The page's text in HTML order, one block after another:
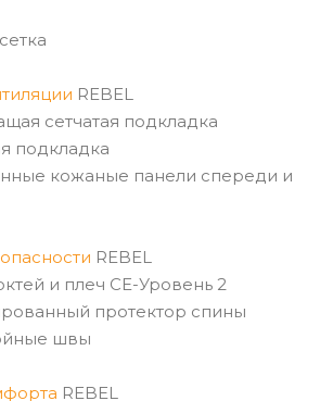
REBEL
сетчатая подкладка
подкладка
кожаные панели спереди и
REBEL
и плеч CE-Уровень 2
протектор спины
швы
REBEL